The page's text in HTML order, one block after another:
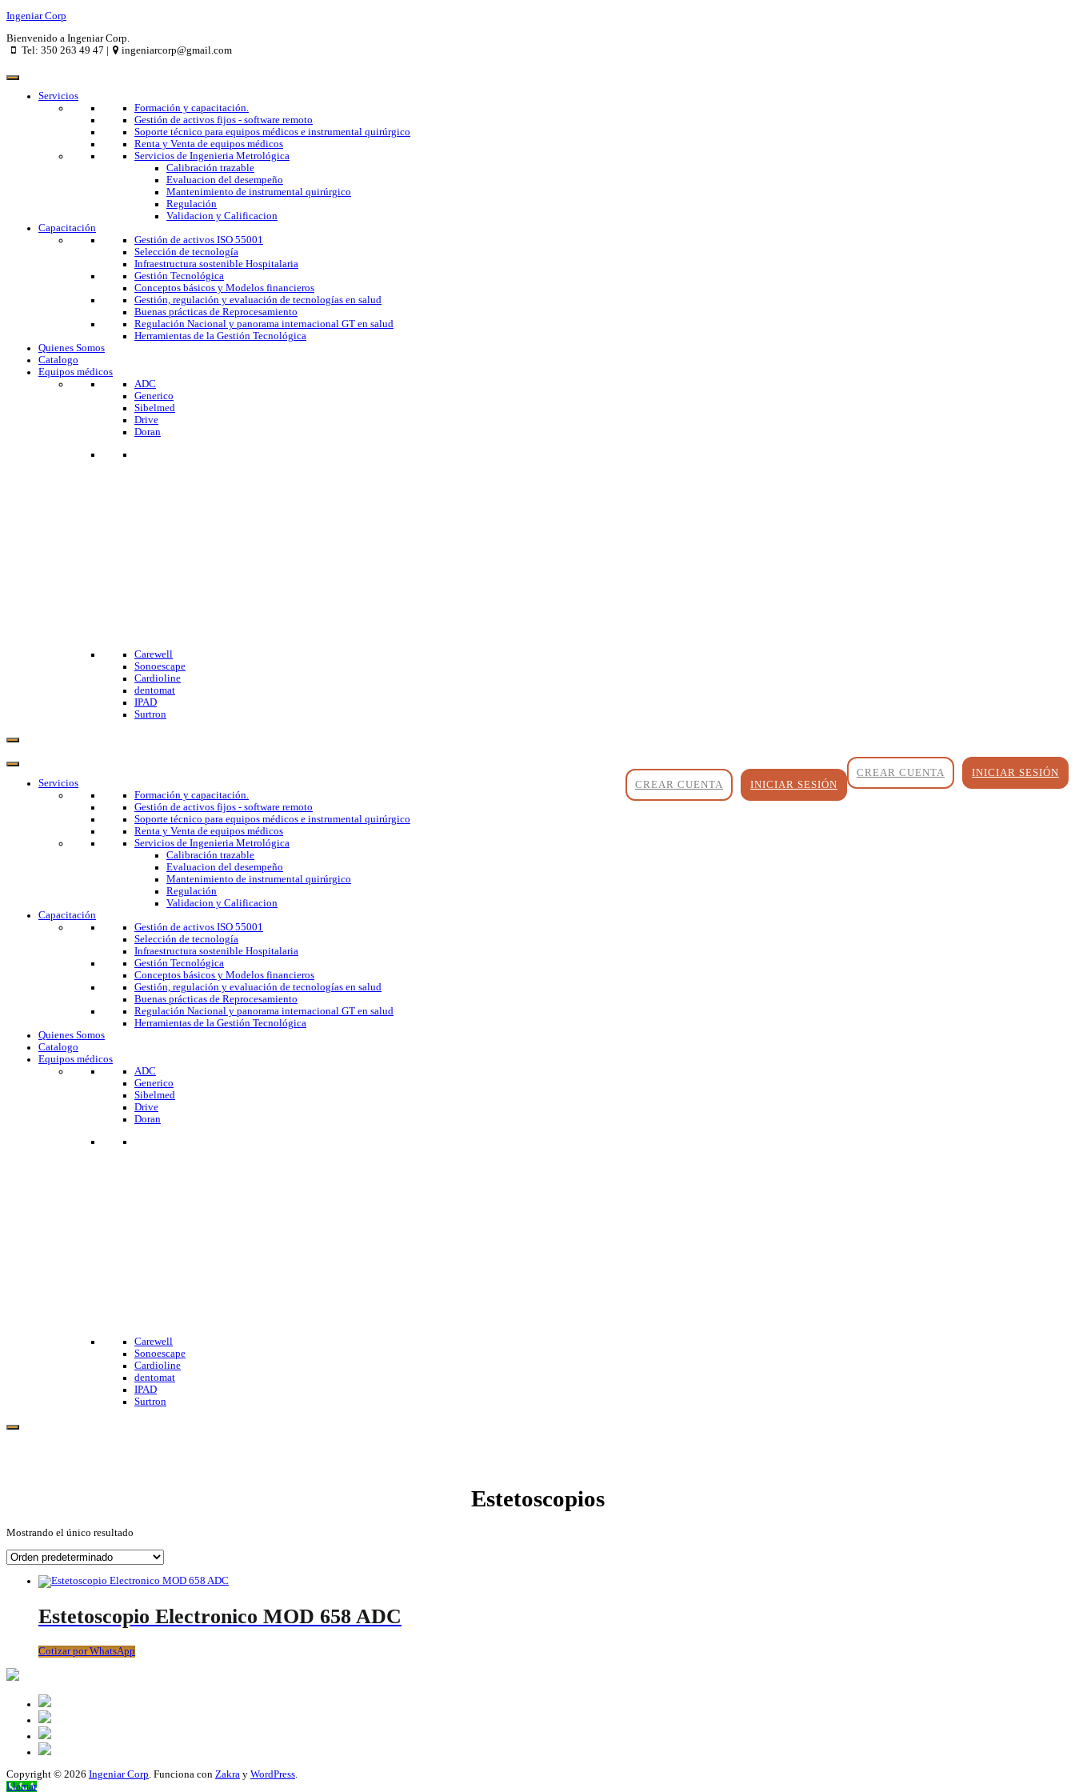
Ingeniar Corp
Bienvenido a Ingeniar Corp.
Tel: 350 263 49 47 |
ingeniarcorp@gmail.com
Servicios
Formación y capacitación.
Gestión de activos fijos - software remoto
Soporte técnico para equipos médicos e instrumental quirúrgico
Renta y Venta de equipos médicos
Servicios de Ingenieria Metrológica
Calibración trazable
Evaluacion del desempeño
Mantenimiento de instrumental quirúrgico
Regulación
Validacion y Calificacion
Capacitación
Gestión de activos ISO 55001
Selección de tecnología
Infraestructura sostenible Hospitalaria
Gestión Tecnológica
Conceptos básicos y Modelos financieros
Gestión, regulación y evaluación de tecnologías en salud
Buenas prácticas de Reprocesamiento
Regulación Nacional y panorama internacional GT en salud
Herramientas de la Gestión Tecnológica
Quienes Somos
Catalogo
Equipos médicos
ADC
Generico
Sibelmed
Drive
Doran
Carewell
Sonoescape
Cardioline
dentomat
IPAD
Surtron
INICIAR SESIÓN
CREAR CUENTA
INICIAR SESIÓN
CREAR CUENTA
Servicios
Formación y capacitación.
Gestión de activos fijos - software remoto
Soporte técnico para equipos médicos e instrumental quirúrgico
Renta y Venta de equipos médicos
Servicios de Ingenieria Metrológica
Calibración trazable
Evaluacion del desempeño
Mantenimiento de instrumental quirúrgico
Regulación
Validacion y Calificacion
Capacitación
Gestión de activos ISO 55001
Selección de tecnología
Infraestructura sostenible Hospitalaria
Gestión Tecnológica
Conceptos básicos y Modelos financieros
Gestión, regulación y evaluación de tecnologías en salud
Buenas prácticas de Reprocesamiento
Regulación Nacional y panorama internacional GT en salud
Herramientas de la Gestión Tecnológica
Quienes Somos
Catalogo
Equipos médicos
ADC
Generico
Sibelmed
Drive
Doran
Carewell
Sonoescape
Cardioline
dentomat
IPAD
Surtron
Estetoscopios
Mostrando el único resultado
Estetoscopio Electronico MOD 658 ADC
Cotizar por WhatsApp
Copyright © 2026 Ingeniar Corp . Funciona con Zakra y WordPress
Scroll
Llamar